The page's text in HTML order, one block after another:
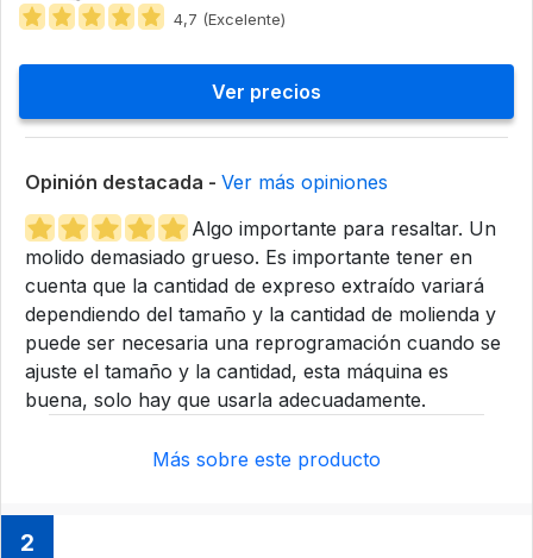
4,7 (Excelente)
Ver precios
Opinión destacada - Ver más opiniones
Algo importante para resaltar. Un
molido demasiado grueso. Es importante tener en
cuenta que la cantidad de expreso extraído variará
dependiendo del tamaño y la cantidad de molienda y
puede ser necesaria una reprogramación cuando se
ajuste el tamaño y la cantidad, esta máquina es
buena, solo hay que usarla adecuadamente.
Más sobre este producto
2